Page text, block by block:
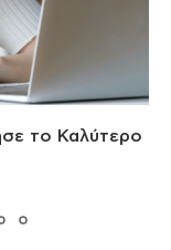
το Καλύτερο